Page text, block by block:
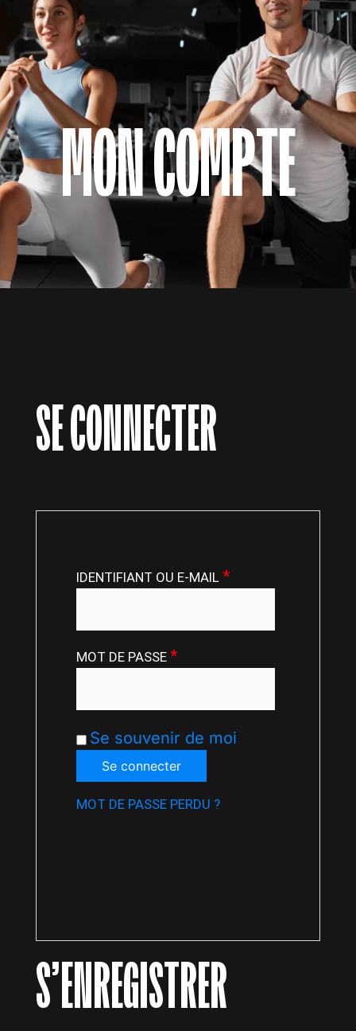
MON COMPTE
SE CONNECTER
IDENTIFIANT OU E-MAIL *
MOT DE PASSE *
Se souvenir de moi
Se connecter
MOT DE PASSE PERDU ?
S’ENREGISTRER